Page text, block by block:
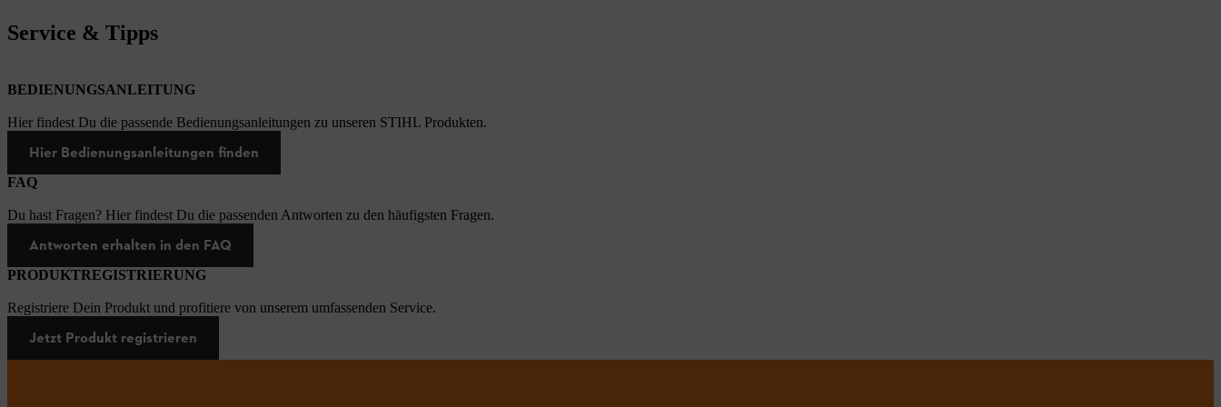
Service & Tipps
BEDIENUNGSANLEITUNG
Hier findest Du die passende Bedienungsanleitungen zu unseren STIHL Produkten.
Hier Bedienungsanleitungen finden
FAQ
Du hast Fragen? Hier findest Du die passenden Antworten zu den häufigsten Fragen.
Antworten erhalten in den FAQ
PRODUKTREGISTRIERUNG
Registriere Dein Produkt und profitiere von unserem umfassenden Service.
Jetzt Produkt registrieren